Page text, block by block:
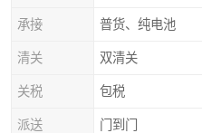
承接 普货、纯电池
清关 双清关
关税 包税
派送 门到门